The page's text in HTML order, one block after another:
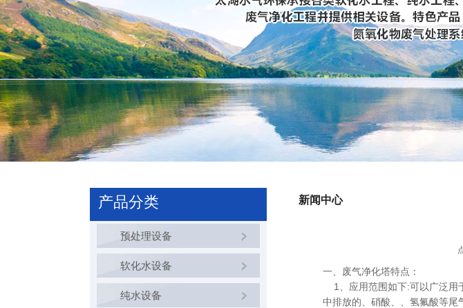
产品分类
预处理设备
软化水设备
纯水设备
新闻中心
一、废气净化塔特点：
1、应用范围如下:可以广泛用
中排放的、硝酸、、氢氟酸等